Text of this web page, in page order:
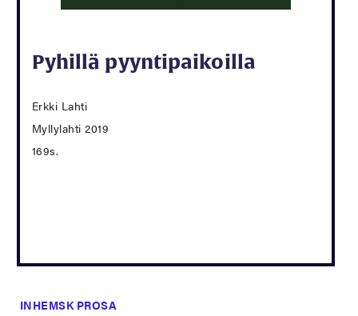
Pyhillä pyyntipaikoilla
Erkki Lahti
Myllylahti 2019
169s.
INHEMSK PROSA